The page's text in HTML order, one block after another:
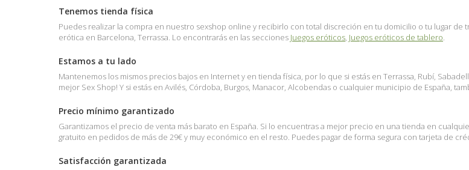
Tenemos tienda física
Puedes realizar la compra en nuestro sexshop online y recibirlo con total discreción en tu domicilio o tu lugar
erótica en Barcelona, Terrassa. Lo encontrarás en las secciones Juegos eróticos, Juegos eróticos de tablero.
Estamos a tu lado
Mantenemos los mismos precios bajos en Internet y en tienda física, por lo que si estás en Terrassa, Rubí,
mejor Sex Shop! Y si estás en Avilés, Córdoba, Burgos, Manacor, Alcobendas o cualquier municipio de España,
Precio mínimo garantizado
Garantizamos el precio de venta más barato en España. Si lo encuentras a mejor precio en una tienda en
gratuito en pedidos de más de 29€ y muy económico en el resto. Puedes pagar de forma segura con tarjeta de
Satisfacción garantizada